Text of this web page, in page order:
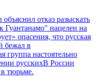
отказ разыскать
Гуантанамо" нацелен на
опасения, что русская
бежал в
группа настоятельно
русскихВ России
тюрьме.